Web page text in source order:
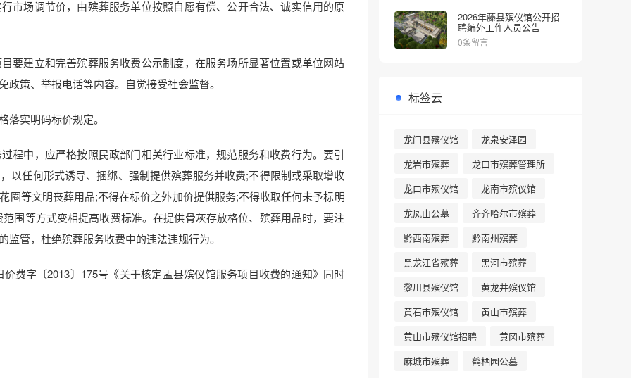
市场调节价，由殡葬服务单位按照自愿有偿、公开合法、诚实信用的原
要建立和完善殡葬服务收费公示制度，在服务场所显著位置或单位网站
策、举报电话等内容。自觉接受社会监督。
实明码标价规定。
程中，应严格按照民政部门相关行业标准，规范服务和收费行为。要引
以任何形式诱导、捆绑、强制提供殡葬服务并收费;不得限制或采取增收
圈等文明丧葬用品;不得在标价之外加价提供服务;不得收取任何未予标明
围等方式变相提高收费标准。在提供骨灰存放格位、殡葬用品时，要注
管，杜绝殡葬服务收费中的违法违规行为。
费字〔2013〕175号《关于核定盂县殡仪馆服务项目收费的通知》同时
2026年藤县殡仪馆公开招
聘编外工作人员公告
0条留言
标签云
龙门县殡仪馆
龙泉安泽园
龙岩市殡葬
龙口市殡葬管理所
龙口市殡仪馆
龙南市殡仪馆
龙凤山公墓
齐齐哈尔市殡葬
黔西南殡葬
黔南州殡葬
黑龙江省殡葬
黑河市殡葬
黎川县殡仪馆
黄龙井殡仪馆
黄石市殡仪馆
黄山市殡葬
黄山市殡仪馆招聘
黄冈市殡葬
麻城市殡葬
鹤栖园公墓